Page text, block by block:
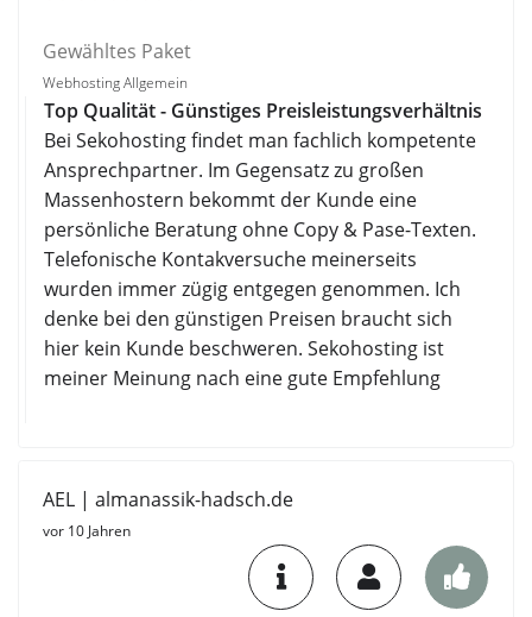
Gewähltes Paket
Webhosting Allgemein
Top Qualität - Günstiges Preisleistungsverhältnis
Bei Sekohosting findet man fachlich kompetente
Ansprechpartner. Im Gegensatz zu großen
Massenhostern bekommt der Kunde eine
persönliche Beratung ohne Copy & Pase-Texten.
Telefonische Kontakversuche meinerseits
wurden immer zügig entgegen genommen. Ich
denke bei den günstigen Preisen braucht sich
hier kein Kunde beschweren. Sekohosting ist
meiner Meinung nach eine gute Empfehlung
AEL | almanassik-hadsch.de
vor 10 Jahren